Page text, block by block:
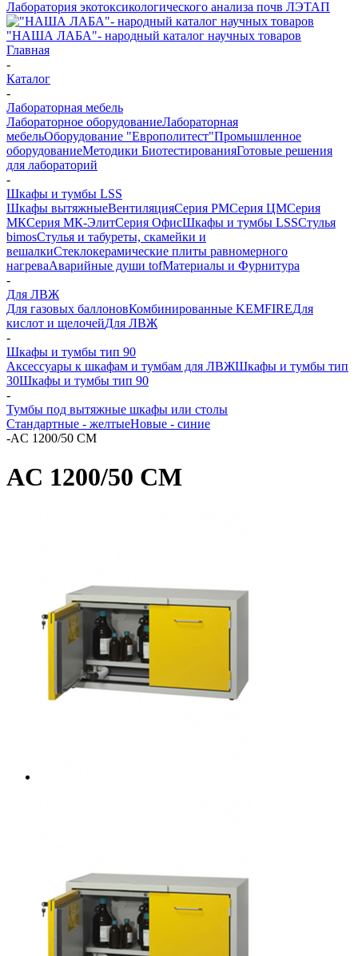
Лаборатория экотоксикологического анализа почв ЛЭТАП
"НАША ЛАБА"- народный каталог научных товаров
Главная
-
Каталог
-
Лабораторная мебель
Лабораторное оборудованиеЛабораторная
мебельОборудование "Европолитест"Промышленное
оборудованиеМетодики БиотестированияГотовые решения
для лабораторий
-
Шкафы и тумбы LSS
Шкафы вытяжныеВентиляцияСерия РМСерия ЦМСерия
МКСерия МК-ЭлитСерия ОфисШкафы и тумбы LSSСтулья
bimosСтулья и табуреты, скамейки и
вешалкиСтеклокерамические плиты равномерного
нагреваАварийные души tofМатериалы и Фурнитура
-
Для ЛВЖ
Для газовых баллоновКомбинированные KEMFIREДля
кислот и щелочейДля ЛВЖ
-
Шкафы и тумбы тип 90
Аксессуары к шкафам и тумбам для ЛВЖШкафы и тумбы тип
30Шкафы и тумбы тип 90
-
Тумбы под вытяжные шкафы или столы
Стандартные - желтыеНовые - синие
-AC 1200/50 CM
AC 1200/50 CM